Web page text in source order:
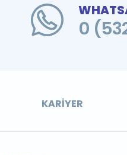
0
KARIYER